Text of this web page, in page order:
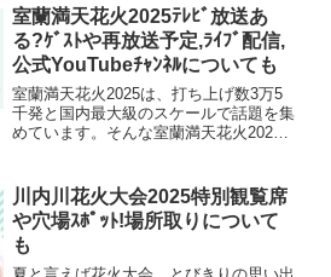
か？家族や友人とのお出かけ、子連れ観
覧の工夫や実際の座席表を...
室蘭満天花火2025ﾃﾚﾋﾞ放送あ
る?ｹﾞｽﾄや再放送予定,ﾗｲﾌﾞ配信,
公式YouTubeﾁｬﾝﾈﾙについても
室蘭満天花火2025は、打ち上げ数3万5
千発と国内最大級のスケールで話題を集
めています。そんな室蘭満天花火2025
あるのか気になるところ。そこでこの記
事では、室蘭満天花...
川内川花火大会2025特別観覧席
や穴場ｽﾎﾟｯﾄ!場所取りについて
も